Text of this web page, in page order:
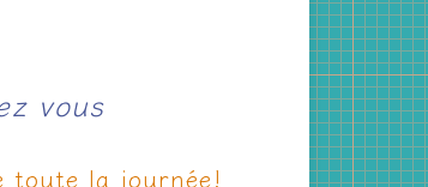
vous
toute la journée!